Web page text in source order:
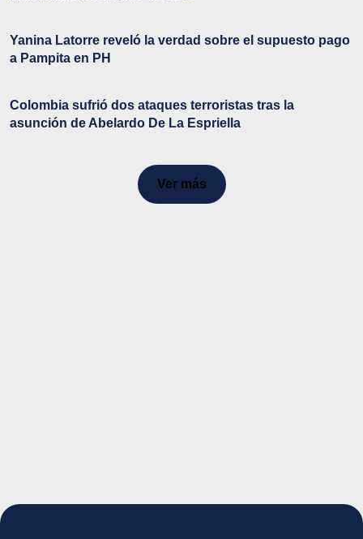
Yanina Latorre reveló la verdad sobre el supuesto pago
a Pampita en PH
Colombia sufrió dos ataques terroristas tras la
asunción de Abelardo De La Espriella
Ver más